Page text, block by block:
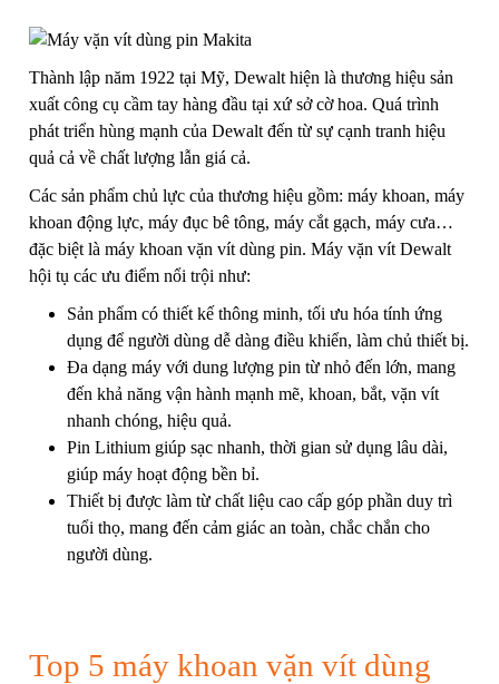
Thành lập năm 1922 tại Mỹ, Dewalt hiện là thương hiệu sản
xuất công cụ cầm tay hàng đầu tại xứ sở cờ hoa. Quá trình
phát triển hùng mạnh của Dewalt đến từ sự cạnh tranh hiệu
quả cả về chất lượng lẫn giá cả.
Các sản phẩm chủ lực của thương hiệu gồm: máy khoan, máy
khoan động lực, máy đục bê tông, máy cắt gạch, máy cưa…
đặc biệt là máy khoan vặn vít dùng pin. Máy vặn vít Dewalt
hội tụ các ưu điểm nổi trội như:
Sản phẩm có thiết kế thông minh, tối ưu hóa tính ứng
dụng để người dùng dễ dàng điều khiển, làm chủ thiết bị.
Đa dạng máy với dung lượng pin từ nhỏ đến lớn, mang
đến khả năng vận hành mạnh mẽ, khoan, bắt, vặn vít
nhanh chóng, hiệu quả.
Pin Lithium giúp sạc nhanh, thời gian sử dụng lâu dài,
giúp máy hoạt động bền bỉ.
Thiết bị được làm từ chất liệu cao cấp góp phần duy trì
tuổi thọ, mang đến cảm giác an toàn, chắc chắn cho
người dùng.
Top 5 máy khoan vặn vít dùng